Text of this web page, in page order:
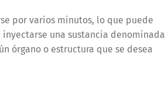
por varios minutos, lo que puede
una sustancia denominada
órgano o estructura que se desea